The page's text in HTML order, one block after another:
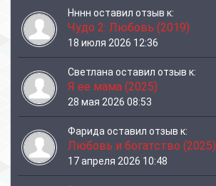
Нннн оставил отзыв к:
Чудо 2: Любовь (2019)
18 июля 2026 12:36
Светлана оставил отзыв к:
Я ее мама (2025)
28 мая 2026 08:53
Фарида оставил отзыв к:
Любовь и богатство (2025)
17 апреля 2026 10:48